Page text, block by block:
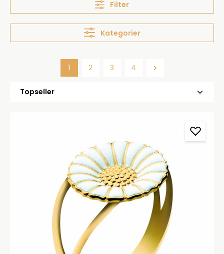
Filter
Kategorier
Side
1 Side
2 Side
3 Side
4